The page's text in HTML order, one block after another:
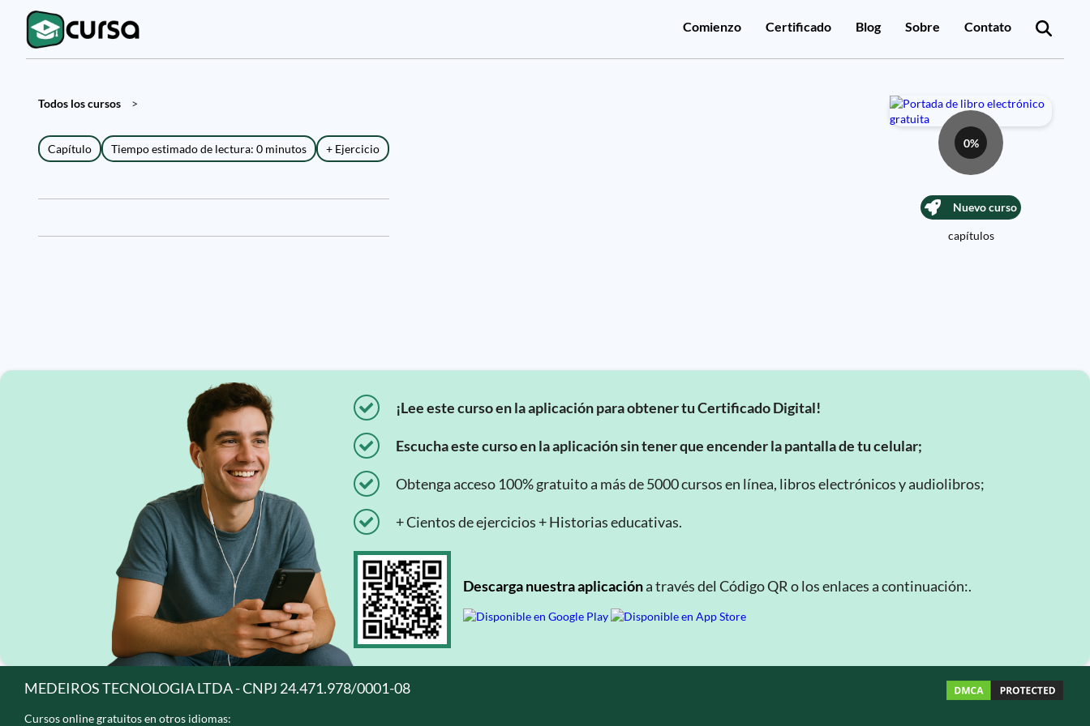
Comienzo Certificado Blog Sobre Contato
Todos los cursos >
Capítulo Tiempo estimado de lectura: 0 minutos + Ejercicio 0%
Nuevo curso
capítulos
¡Lee este curso en la aplicación para obtener tu Certificado Digital!
Escucha este curso en la aplicación sin tener que encender la pantalla de tu celular;
Obtenga acceso 100% gratuito a más de 5000 cursos en línea, libros electrónicos y audiolibros;
+ Cientos de ejercicios + Historias educativas.
Descarga nuestra aplicacióna través del Código QR o los enlaces a continuación:.
MEDEIROS TECNOLOGIA LTDA - CNPJ 24.471.978/0001-08
Cursos online gratuitos en otros idiomas: